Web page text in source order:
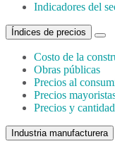
Indicadores del
Índices de precios
Costo de la
Obras públicas
Precios al
Precios
Precios y
Industria manufacturera